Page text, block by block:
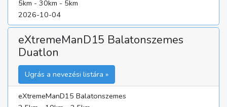
5km - 30km - 5km
2026-10-04
eXtremeManD15 Balatonszemes
Duatlon
Ugrás a nevezési listára »
eXtremeManD15 Balatonszemes